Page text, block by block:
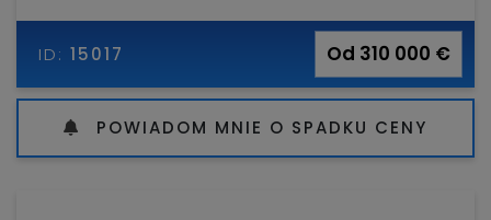
ID: 15017 Od 310 000 €
POWIADOM MNIE O SPADKU CENY